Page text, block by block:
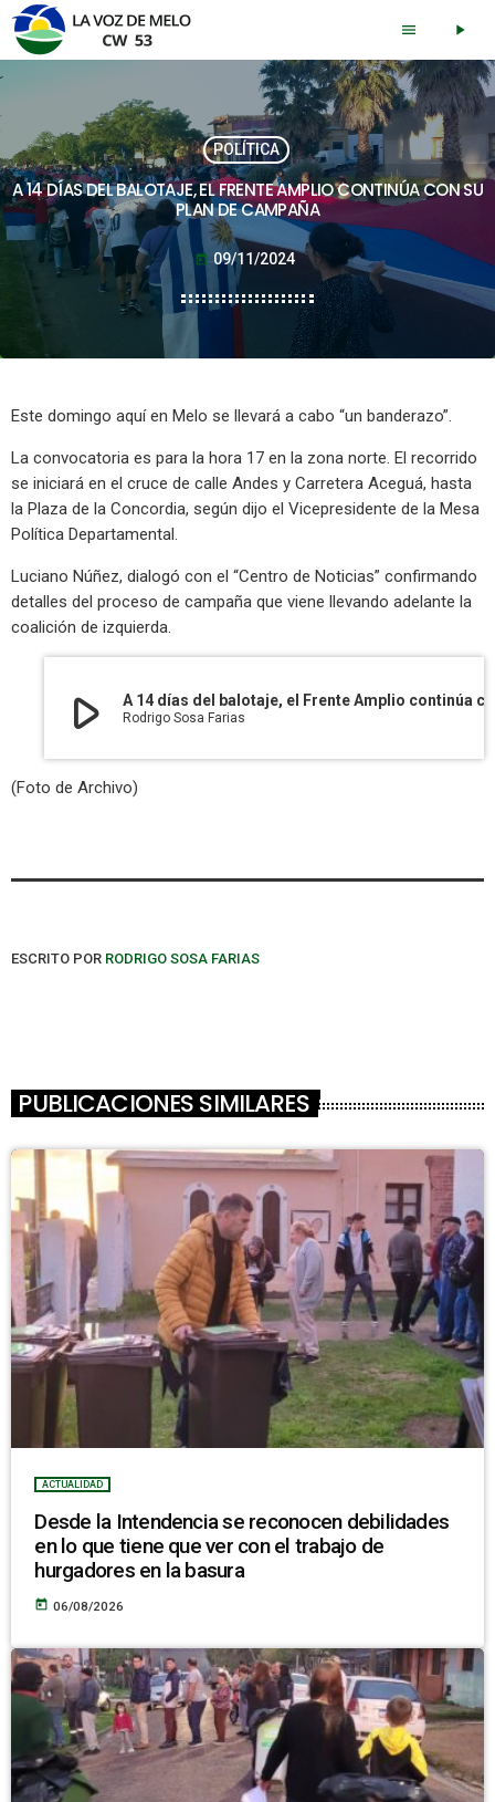
menu play_arrow
POLÍTICA
A 14 DÍAS DEL BALOTAJE, EL FRENTE AMPLIO CONTINÚA CON SU
PLAN DE CAMPAÑA
today 09/11/2024
Este domingo aquí en Melo se llevará a cabo “un banderazo”.
La convocatoria es para la hora 17 en la zona norte. El recorrido
se iniciará en el cruce de calle Andes y Carretera Aceguá, hasta
la Plaza de la Concordia, según dijo el Vicepresidente de la Mesa
Política Departamental.
Luciano Núñez, dialogó con el “Centro de Noticias” confirmando
detalles del proceso de campaña que viene llevando adelante la
coalición de izquierda.
play_arrow Rodrigo Sosa Farias
(Foto de Archivo)
ESCRITO POR RODRIGO SOSA FARIAS
PUBLICACIONES SIMILARES
ACTUALIDAD
Desde la Intendencia se reconocen debilidades
en lo que tiene que ver con el trabajo de
hurgadores en la basura
today 06/08/2026